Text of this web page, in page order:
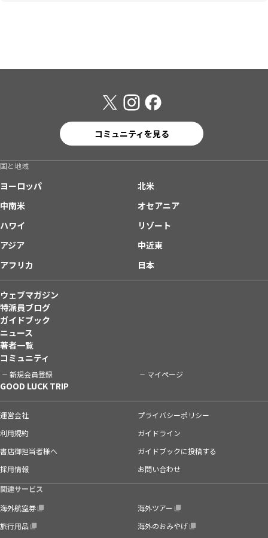
コミュニティを見る
国と地域
ヨーロッパ
北米
中南米
オセアニア
ハワイ
リゾート
アジア
中近東
アフリカ
日本
ウェブマガジン
特派員ブログ
ガイドブック
ニュース
著者一覧
コミュニティ
新規会員登録 マイページ
GOOD LUCK TRIP
運営会社
プライバシーポリシー
利用規約
ガイドライン
書店御担当者様へ
ガイドブックに投稿する
採用情報
お問い合わせ
関連サービス
海外航空券
海外ツアー
旅行用品
海外のおみやげ